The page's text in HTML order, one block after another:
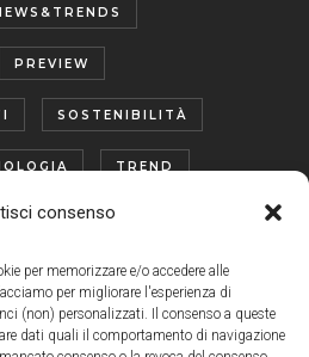
consenso
per memorizzare e/o accedere alle
per migliorare l'esperienza di
(non) personalizzati. Il consenso a queste
dati quali il comportamento di navigazione
PREVIEW
SOSTENIBILITÀ
TREND